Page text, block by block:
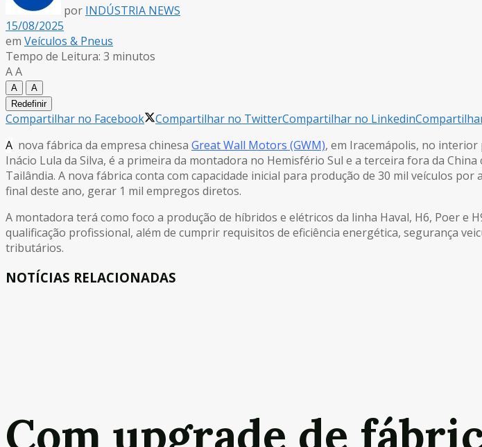
por INDÚSTRIA NEWS
15/08/2025
em Veículos & Pneus
Tempo de Leitura: 3 minutos
AA
A
A
Redefinir
Compartilhar no Facebook Compartilhar no TwitterCompartilhar no Linkedin
A nova fábrica da empresa chinesa Great Wall Motors (GWM), em Iracemápolis, no
Inácio Lula da Silva, é a primeira da montadora no Hemisfério Sul e a terceira fora da
Tailândia. A nova fábrica conta com capacidade inicial para produção de 30 mil veículos
final deste ano, gerar 1 mil empregos diretos.
A montadora terá como foco a produção de híbridos e elétricos da linha Haval, H6, Poer e
qualificação profissional, além de cumprir requisitos de eficiência energética, segurança
tributários.
NOTÍCIAS RELACIONADAS
Com upgrade de